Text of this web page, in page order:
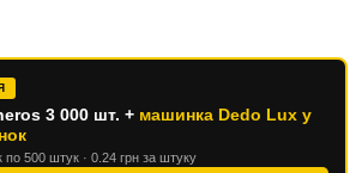
3 000 шт. + машинка Dedo Lux у
по 500 штук · 0.24 грн за штуку